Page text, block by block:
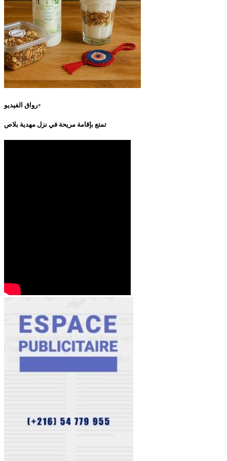
رواق الفيديو+
تمتع بإقامة مريحة في نزل مهدية بلاص